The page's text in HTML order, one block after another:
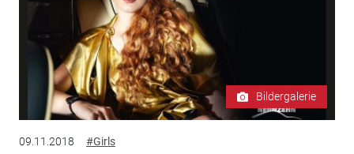
Bildergalerie
09.11.2018 #Girls